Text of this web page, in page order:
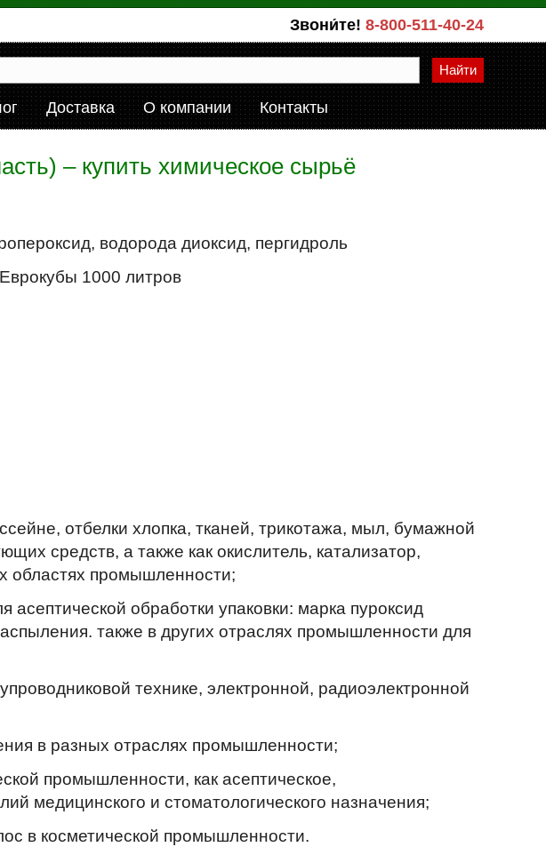
Звони́те! 8-800-511-40-24
Найти
Доставка О компании Контакты
– купить химическое сырьё
водорода диоксид, пергидроль
1000 литров
отбелки хлопка, тканей, трикотажа, мыл, бумажной
средств, а также как окислитель, катализатор,
областях промышленности;
обработки упаковки: марка пуроксид
также в других отраслях промышленности для
технике, электронной, радиоэлектронной
в разных отраслях промышленности;
промышленности, как асептическое,
медицинского и стоматологического назначения;
в косметической промышленности.